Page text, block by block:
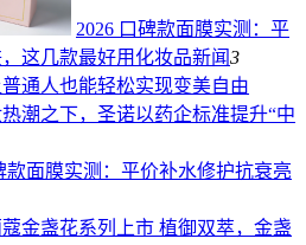
2026 口碑款面膜实测：平
这几款最好用化妆品新闻3
通人也能轻松实现变美自由
潮之下，圣诺以药企标准提升“中
款面膜实测：平价补水修护抗衰亮
金盏花系列上市 植御双萃，金盏